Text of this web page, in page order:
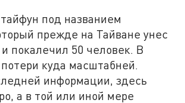
под названием
прежде на Тайване унес
покалечил 50 человек. В
куда масштабней.
информации, здесь
а в той или иной мере